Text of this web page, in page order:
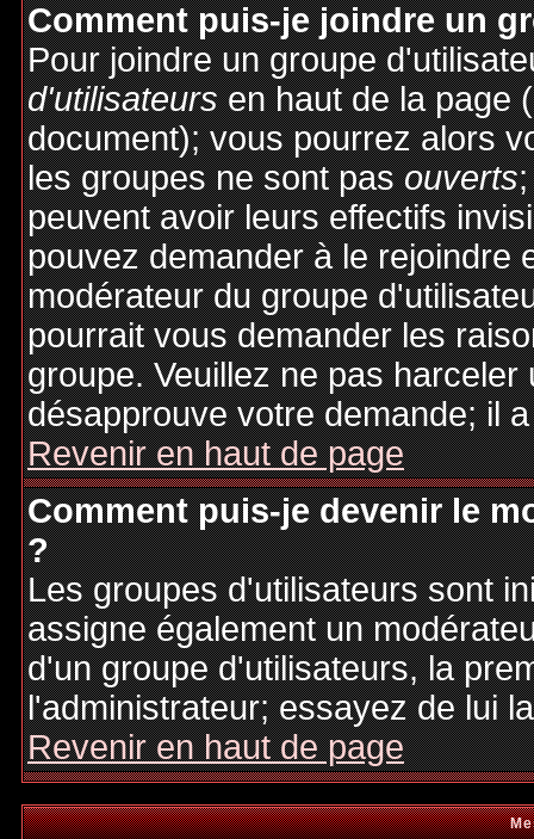
Comment puis-je joindre un
Pour joindre un groupe
d'utilisateursen haut de la page
document); vous pourrez alors
les groupes ne sont pasouverts
peuvent avoir leurs effectifs
pouvez demander à le rejoindre
modérateur du groupe
pourrait vous demander les
groupe. Veuillez ne pas
désapprouve votre demande; il
Revenir en haut de page
Comment puis-je devenir le
?
Les groupes d'utilisateurs sont
assigne également un
d'un groupe d'utilisateurs, la
l'administrateur; essayez de lui
Revenir en haut de page